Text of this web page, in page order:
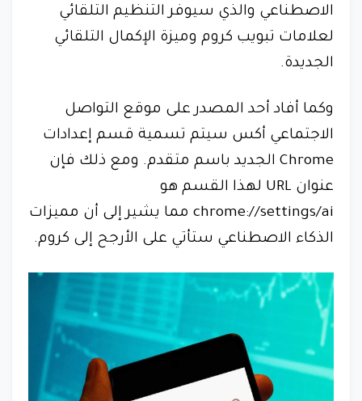
الاصطناعي والذي سيوفر التنظيم التلقائي
لعلامات تبويب كروم وميزة الإكمال التلقائي
الجديدة.
وكما أفاد أحد المصدر على موقع التواصل
الاجتماعي أكس سيتم تسمية قسم إعدادات
Chrome الجديد باسم متقدم. ومع ذلك فإن
عنوان URL لهذا القسم هو
chrome://settings/ai مما يشير إلى أن مميزات
الذكاء الاصطناعي ستأتي على الأرجح إلى كروم.